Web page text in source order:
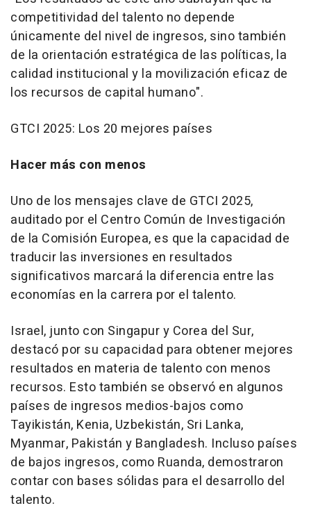
competitividad del talento no depende
únicamente del nivel de ingresos, sino también
de la orientación estratégica de las políticas, la
calidad institucional y la movilización eficaz de
los recursos de capital humano".
GTCI 2025: Los 20 mejores países
Hacer más con menos
Uno de los mensajes clave de GTCI 2025,
auditado por el Centro Común de Investigación
de la Comisión Europea, es que la capacidad de
traducir las inversiones en resultados
significativos marcará la diferencia entre las
economías en la carrera por el talento.
Israel, junto con Singapur y Corea del Sur,
destacó por su capacidad para obtener mejores
resultados en materia de talento con menos
recursos. Esto también se observó en algunos
países de ingresos medios-bajos como
Tayikistán, Kenia, Uzbekistán, Sri Lanka,
Myanmar, Pakistán y Bangladesh. Incluso países
de bajos ingresos, como Ruanda, demostraron
contar con bases sólidas para el desarrollo del
talento.